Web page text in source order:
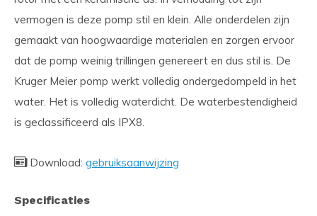
vermogen is deze pomp stil en klein. Alle onderdelen zijn
gemaakt van hoogwaardige materialen en zorgen ervoor
dat de pomp weinig trillingen genereert en dus stil is. De
Kruger Meier pomp werkt volledig ondergedompeld in het
water. Het is volledig waterdicht. De waterbestendigheid
is geclassificeerd als IPX8.
Download: gebruiksaanwijzing
Specificaties